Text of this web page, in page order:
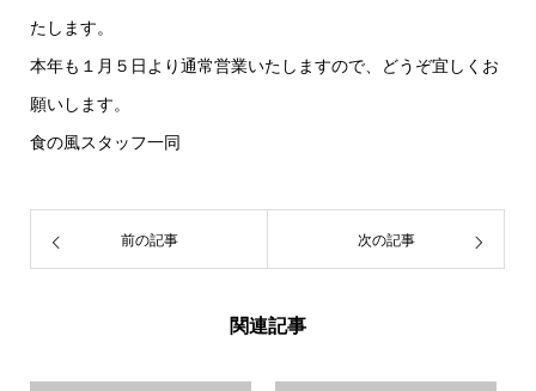
たします。
本年も１月５日より通常営業いたしますので、どうぞ宜しくお
願いします。
食の風スタッフ一同
前の記事 次の記事
関連記事